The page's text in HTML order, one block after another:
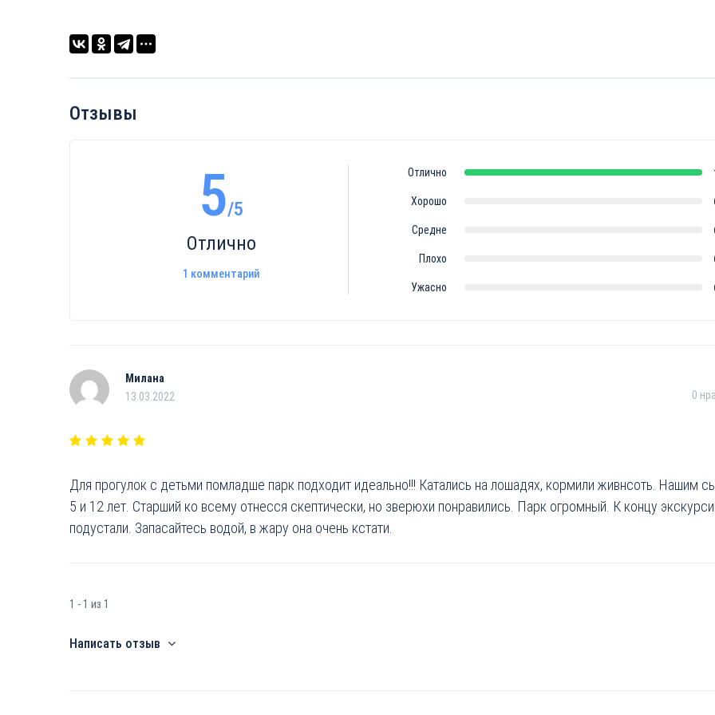
Отзывы
5/5
Отлично
1 комментарий
Отлично
Хорошо
Средне
Плохо
Ужасно
Милана
13.03.2022
0
Для прогулок с детьми помладше парк подходит идеально!!! Катались на лошадях, кормили живнсоть. Нашим
5 и 12 лет. Старший ко всему отнесся скептически, но зверюхи понравились. Парк огромный. К концу
подустали. Запасайтесь водой, в жару она очень кстати.
1 - 1 из 1
Написать отзыв